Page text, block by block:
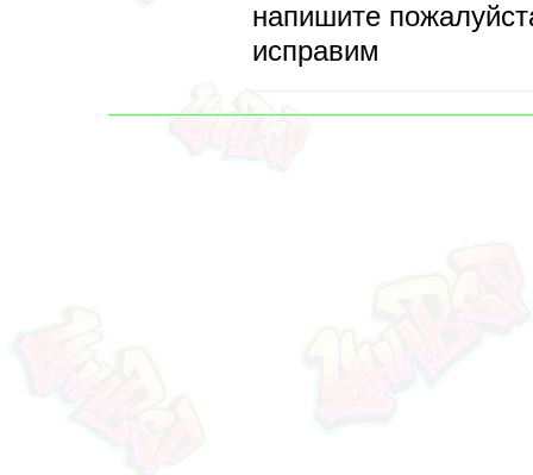
напишите
исправим